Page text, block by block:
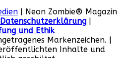
| Neon Zombie® Magazin
Datenschutzerklärung
und Ethik
Markenzeichen. |
Inhalte und